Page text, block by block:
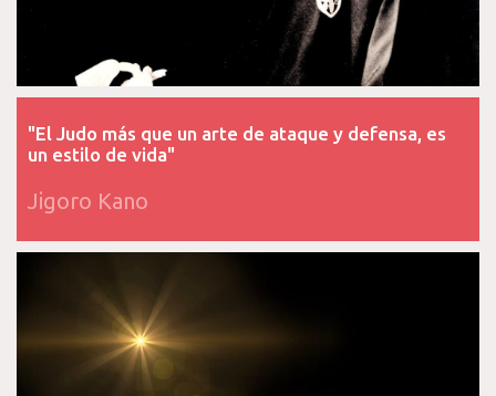
"El Judo más que un arte de ataque y defensa, es
un estilo de vida"
Jigoro Kano